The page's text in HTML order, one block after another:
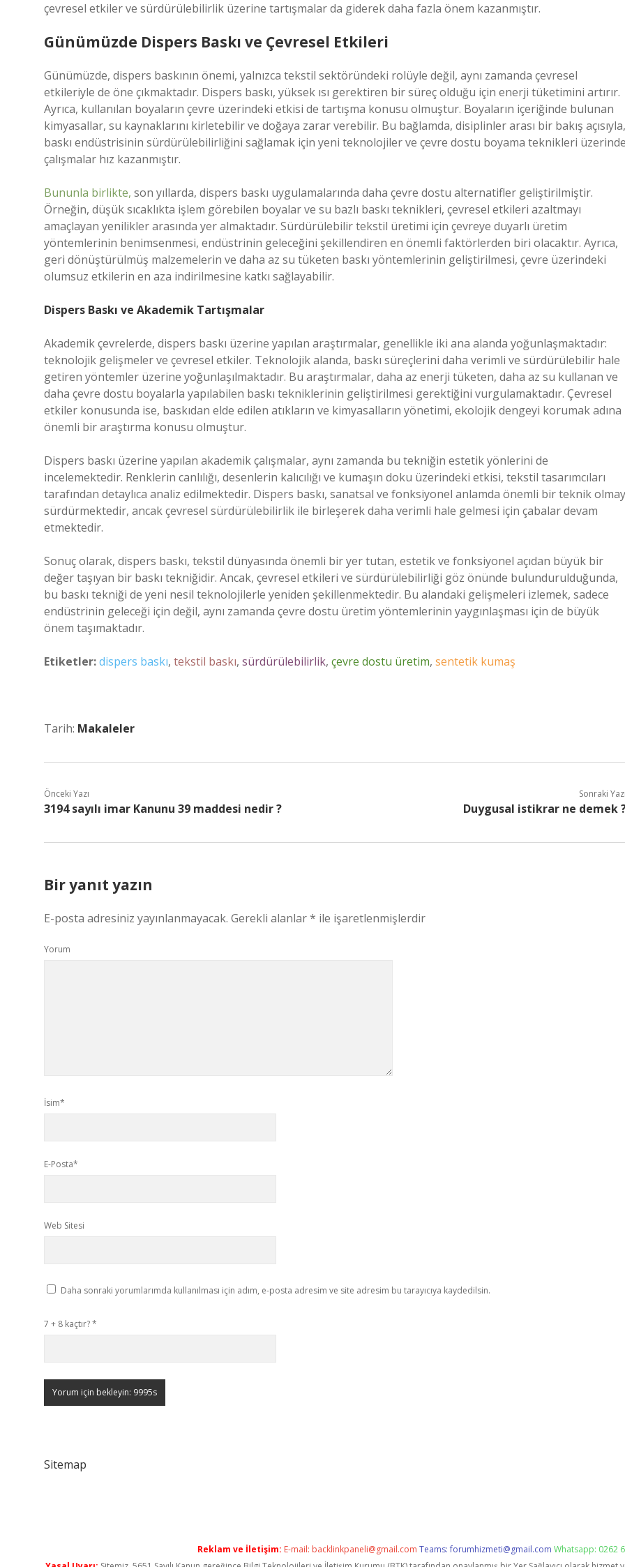
çevresel etkiler ve sürdürülebilirlik üzerine tartışmalar da giderek daha fazla önem kazanmıştır.
Günümüzde Dispers Baskı ve Çevresel Etkileri
Günümüzde, dispers baskının önemi, yalnızca tekstil sektöründeki rolüyle değil, aynı zamanda çevresel
etkileriyle de öne çıkmaktadır. Dispers baskı, yüksek ısı gerektiren bir süreç olduğu için enerji tüketimini artırır.
Ayrıca, kullanılan boyaların çevre üzerindeki etkisi de tartışma konusu olmuştur. Boyaların içeriğinde bulunan
kimyasallar, su kaynaklarını kirletebilir ve doğaya zarar verebilir. Bu bağlamda, disiplinler arası bir bakış açısıyla,
baskı endüstrisinin sürdürülebilirliğini sağlamak için yeni teknolojiler ve çevre dostu boyama teknikleri
çalışmalar hız kazanmıştır.
Bununla birlikte, son yıllarda, dispers baskı uygulamalarında daha çevre dostu alternatifler geliştirilmiştir.
Örneğin, düşük sıcaklıkta işlem görebilen boyalar ve su bazlı baskı teknikleri, çevresel etkileri azaltmayı
amaçlayan yenilikler arasında yer almaktadır. Sürdürülebilir tekstil üretimi için çevreye duyarlı üretim
yöntemlerinin benimsenmesi, endüstrinin geleceğini şekillendiren en önemli faktörlerden biri olacaktır. Ayrıca,
geri dönüştürülmüş malzemelerin ve daha az su tüketen baskı yöntemlerinin geliştirilmesi, çevre üzerindeki
olumsuz etkilerin en aza indirilmesine katkı sağlayabilir.
Dispers Baskı ve Akademik Tartışmalar
Akademik çevrelerde, dispers baskı üzerine yapılan araştırmalar, genellikle iki ana alanda yoğunlaşmaktadır:
teknolojik gelişmeler ve çevresel etkiler. Teknolojik alanda, baskı süreçlerini daha verimli ve sürdürülebilir hale
getiren yöntemler üzerine yoğunlaşılmaktadır. Bu araştırmalar, daha az enerji tüketen, daha az su kullanan ve
daha çevre dostu boyalarla yapılabilen baskı tekniklerinin geliştirilmesi gerektiğini vurgulamaktadır. Çevresel
etkiler konusunda ise, baskıdan elde edilen atıkların ve kimyasalların yönetimi, ekolojik dengeyi korumak adına
önemli bir araştırma konusu olmuştur.
Dispers baskı üzerine yapılan akademik çalışmalar, aynı zamanda bu tekniğin estetik yönlerini de
incelemektedir. Renklerin canlılığı, desenlerin kalıcılığı ve kumaşın doku üzerindeki etkisi, tekstil tasarımcıları
tarafından detaylıca analiz edilmektedir. Dispers baskı, sanatsal ve fonksiyonel anlamda önemli bir teknik
sürdürmektedir, ancak çevresel sürdürülebilirlik ile birleşerek daha verimli hale gelmesi için çabalar devam
etmektedir.
Sonuç olarak, dispers baskı, tekstil dünyasında önemli bir yer tutan, estetik ve fonksiyonel açıdan büyük bir
değer taşıyan bir baskı tekniğidir. Ancak, çevresel etkileri ve sürdürülebilirliği göz önünde bulundurulduğunda,
bu baskı tekniği de yeni nesil teknolojilerle yeniden şekillenmektedir. Bu alandaki gelişmeleri izlemek, sadece
endüstrinin geleceği için değil, aynı zamanda çevre dostu üretim yöntemlerinin yaygınlaşması için de büyük
önem taşımaktadır.
Etiketler:dispers baskı, tekstil baskı, sürdürülebilirlik, çevre dostu üretim, sentetik kumaş
Tarih: Makaleler
Önceki Yazı
3194 sayılı imar Kanunu 39 maddesi nedir ?
Sonraki
Duygusal istikrar ne demek
Bir yanıt yazın
E-posta adresiniz yayınlanmayacak. Gerekli alanlar* ile işaretlenmişlerdir
Yorum
İsim*
E-Posta*
Web Sitesi
Daha sonraki yorumlarımda kullanılması için adım, e-posta adresim ve site adresim bu tarayıcıya kaydedilsin.
7 + 8 kaçtır?*
Sitemap
Reklam ve İletişim: E-mail: backlinkpaneli@gmail.com Teams:forumhizmeti@gmail.com Whatsapp: 0262